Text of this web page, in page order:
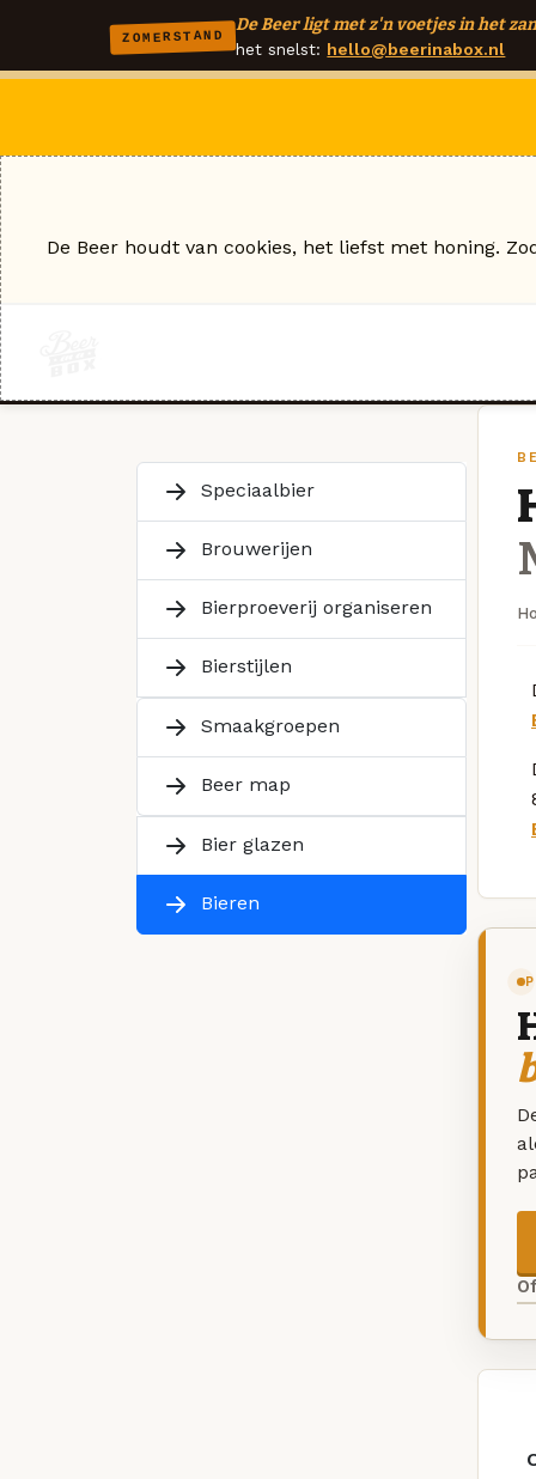
ZOMERSTAND
De Beer ligt met z'n voetjes in het
het snelst: hello@beerinabox.nl
Speciaalbier
Brouwerijen
Bierproeverij organiseren
Bierstijlen
Smaakgroepen
Beer map
Bier glazen
Bieren
De Beer houdt van cookies, het liefst met honing.